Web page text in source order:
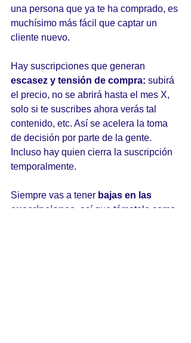
una persona que ya te ha comprado, es
muchísimo más fácil que captar un
cliente nuevo.
Hay suscripciones que generan
escasez y tensión de compra: subirá
el precio, no se abrirá hasta el mes X,
solo si te suscribes ahora verás tal
contenido, etc. Así se acelera la toma
de decisión por parte de la gente.
Incluso hay quien cierra la suscripción
temporalmente.
Siempre vas a tener bajas en las
suscripciones
, así que tómatelo como